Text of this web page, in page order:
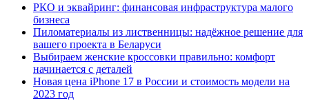
РКО и эквайринг: финансовая инфраструктура малого
бизнеса
Пиломатериалы из лиственницы: надёжное решение для
вашего проекта в Беларуси
Выбираем женские кроссовки правильно: комфорт
начинается с деталей
Новая цена iPhone 17 в России и стоимость модели на
2023 год